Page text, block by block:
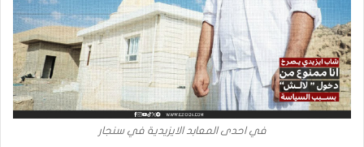
في احدى المعابد الايزيدية في سنجار